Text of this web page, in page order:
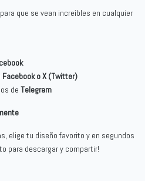
que se vean increíbles en cualquier
Facebook o X (Twitter)
de Telegram
elige tu diseño favorito y en segundos
para descargar y compartir!